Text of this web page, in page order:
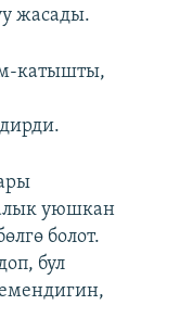
жасады.
катышты,
уюшкан
болот.
бул